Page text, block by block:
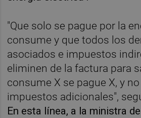
"Que solo se pague por la
consume y que todos los
asociados e impuestos
eliminen de la factura para
consume X se pague X, y
impuestos adicionales",
En esta línea, a la ministra